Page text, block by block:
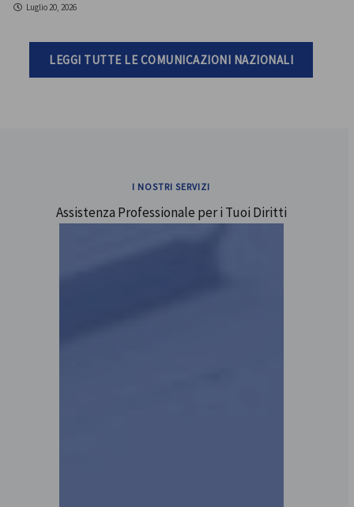
Luglio 20, 2026
LEGGI TUTTE LE COMUNICAZIONI NAZIONALI
I NOSTRI SERVIZI
Assistenza Professionale per i Tuoi Diritti